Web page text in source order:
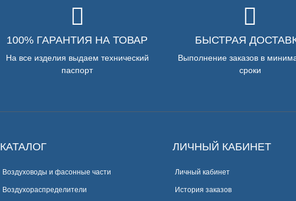
100% ГАРАНТИЯ НА ТОВАР
На все изделия выдаем технический
паспорт
БЫСТРАЯ
Выполнение заказов в
сроки
КАТАЛОГ
Воздуховоды и фасонные части
Воздухораспределители
ЛИЧНЫЙ КАБИНЕТ
Личный кабинет
История заказов